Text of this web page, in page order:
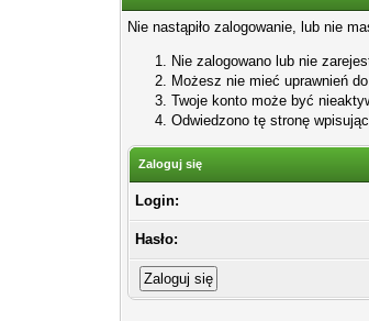
Nie nastąpiło zalogowanie, lub nie
Nie zalogowano lub nie
Możesz nie mieć uprawnień
Twoje konto może być
Odwiedzono tę stronę
Zaloguj się
Login:
Hasło: